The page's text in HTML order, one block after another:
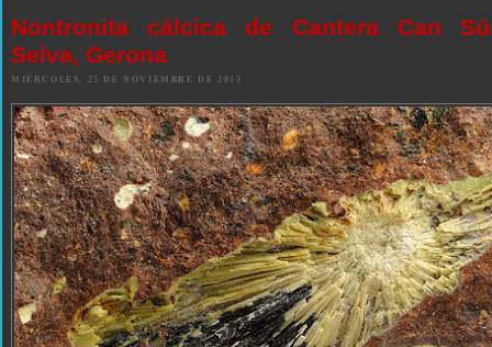
Nontronita cálcica de Cantera Can
Selva, Gerona
MIÉRCOLES, 25 DE NOVIEMBRE DE 2015